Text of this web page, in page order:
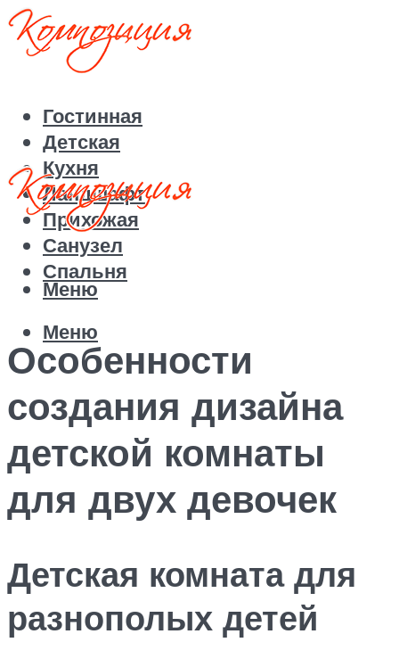
Гостинная
Детская
Кухня
Ландшафт
Прихожая
Санузел
Спальня
Меню
Меню
Особенности
создания дизайна
детской комнаты
для двух девочек
Детская комната для
разнополых детей